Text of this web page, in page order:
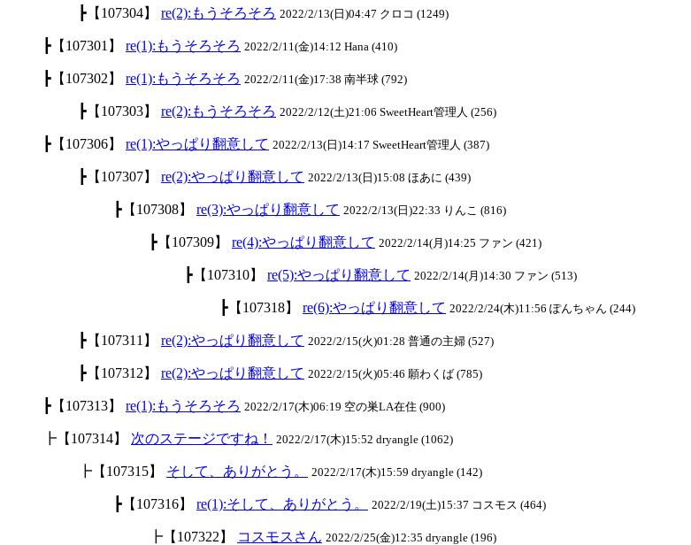
┣【107304】 re(2):もうそろそろ 2022/2/13(日)04:47 クロコ (1249)
┣【107301】 re(1):もうそろそろ 2022/2/11(金)14:12 Hana (410)
┣【107302】 re(1):もうそろそろ 2022/2/11(金)17:38 南半球 (792)
┣【107303】 re(2):もうそろそろ 2022/2/12(土)21:06 SweetHeart管理人 (256)
┣【107306】 re(1):やっぱり翻意して 2022/2/13(日)14:17 SweetHeart管理人 (387)
┣【107307】 re(2):やっぱり翻意して 2022/2/13(日)15:08 ほあに (439)
┣【107308】 re(3):やっぱり翻意して 2022/2/13(日)22:33 りんこ (816)
┣【107309】 re(4):やっぱり翻意して 2022/2/14(月)14:25 ファン (421)
┣【107310】 re(5):やっぱり翻意して 2022/2/14(月)14:30 ファン (513)
┣【107318】 re(6):やっぱり翻意して 2022/2/24(木)11:56 ぽんちゃん (244)
┣【107311】 re(2):やっぱり翻意して 2022/2/15(火)01:28 普通の主婦 (527)
┣【107312】 re(2):やっぱり翻意して 2022/2/15(火)05:46 願わくば (785)
┣【107313】 re(1):もうそろそろ 2022/2/17(木)06:19 空の巣LA在住 (900)
┣【107314】 次のステージですね！ 2022/2/17(木)15:52 dryangle (1062)
┣【107315】 そして、ありがとう。 2022/2/17(木)15:59 dryangle (142)
┣【107316】 re(1):そして、ありがとう。 2022/2/19(土)15:37 コスモス (464)
┣【107322】 コスモスさん 2022/2/25(金)12:35 dryangle (196)